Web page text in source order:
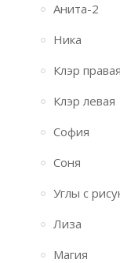
Анита-2
Ника
Клэр правая
Клэр левая
София
Соня
Углы с
Лиза
Магия